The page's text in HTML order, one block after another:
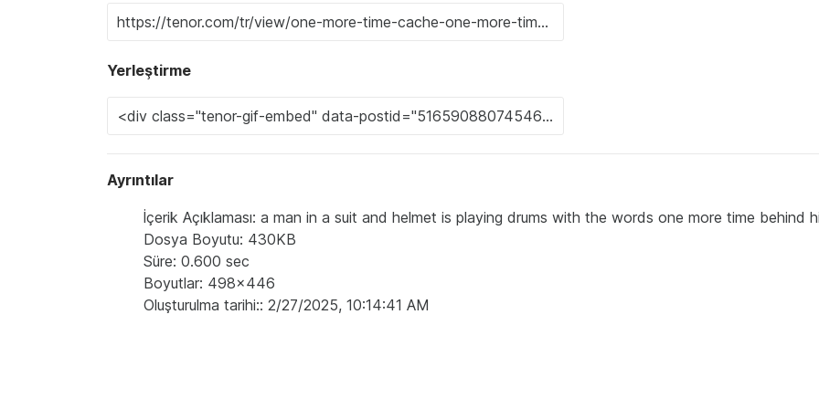
Yerleştirme
Ayrıntılar
İçerik Açıklaması: a man in a suit and helmet is playing drums with the words one more time behind
Dosya Boyutu: 430KB
Süre: 0.600 sec
Boyutlar: 498x446
Oluşturulma tarihi:: 2/27/2025, 10:14:41 AM